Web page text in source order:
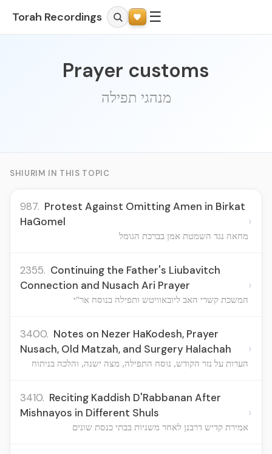
Torah Recordings ☰
Prayer customs
מנהגי תפילה
SHIURIM IN THIS TOPIC
987. Protest Against Omitting Amen in Birkat
HaGomel
מחאה נגד השמטת אמן בברכת הגומל
›
2355. Continuing the Father's Liubavitch
Connection and Nusach Ari Prayer
המשכת קשרי האב ליובאוויטש ותפילה בנוסח אר"י
›
3400. Notes on Nezer HaKodesh, Prayer
Nusach, Old Matzah, and Surgery Halachah
הערות על נזר הקודש, נוסח התפילה, מצה ישנה, והלכה בניתוח
›
3410. Reciting Kaddish D'Rabbanan After
Mishnayos in Different Shuls
אמירת קדיש דרבנן לאחר משניות בבתי כנסת שונים
›